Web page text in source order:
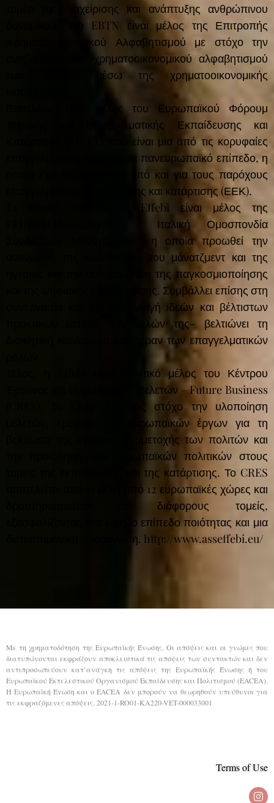
τομέα της διαχείρισης και ανάπτυξης ανθρώπινου
δυναμικού. Στο EBTN είναι μέλος της Επιτροπής
Χρηματοοικονομικού Αλφαβητισμού με στόχο την
αναβάθμιση του χρηματοοικονομικού αλφαβητισμού
των πολιτών μέσω της χρηματοοικονομικής
Επιπλέον, είναι μέλος του Ευρωπαϊκού Φόρουμ
Τεχνικής και Επαγγελματικής Εκπαίδευσης και
Κατάρτισης (EfVET) που είναι μία από τις κορυφαίες
επαγγελματικές ενώσεις σε πανευρωπαϊκό επίπεδο, η
οποία έχει δημιουργηθεί από και για τους παρόχους
επαγγελματικής εκπαίδευσης και κατάρτισης (ΕΕΚ).
Σε εθνικό επίπεδο, η Effebi είναι μέλος της
FEDERMANAGEMENT – Ιταλική Ομοσπονδία
Συνδέσμων Μάνατζμεντ – η οποία προωθεί την
ανανέωση της κουλτούρας του μάνατζμεντ και της
ηγεσίας και την αντιμετώπιση της παγκοσμιοποίησης
και της ψηφιακής επανάστασης. Συμβάλλει επίσης στη
συνεργασία και την ανταλλαγή ιδεών και βέλτιστων
πρακτικών μεταξύ των μελών της- βελτιώνει τη
διοικητική κουλτούρα και πέραν των επαγγελματικών
Τέλος, η Effebi είναι ιδρυτικό μέλος του Κέντρου
Έρευνας και Ευρωπαϊκών Μελετών – Future Business
(CRES). Το CRES έχει ως στόχο την υλοποίηση
μελετών, ερευνών και ευρωπαϊκών έργων για τη
βελτίωση της ενεργού συμμετοχής των πολιτών και
την προώθηση των ευρωπαϊκών πολιτικών στους
τομείς της εκπαίδευσης και της κατάρτισης. Το CRES
αποτελείται από 17 μέλη από 12 ευρωπαϊκές χώρες και
δραστηριοποιείται σε διάφορους τομείς,
εξασφαλίζοντας ένα υψηλό επίπεδο ποιότητας και μια
διεπιστημονική προσέγγιση. http://www.asseffebi.eu/
Με τη χρηματοδότηση της Ευρωπαϊκής Ένωσης. Οι απόψεις και οι γνώμες που
διατυπώνονται εκφράζουν αποκλειστικά τις απόψεις των συντακτών και δεν
αντιπροσωπεύουν κατ’ανάγκη τις απόψεις της Ευρωπαϊκής Ένωσης ή του
Ευρωπαϊκού Εκτελεστικού Οργανισμού Εκπαίδευσης και Πολιτισμού (EACEA).
Η Ευρωπαϊκή Ένωση και ο EACEA δεν μπορούν να θεωρηθούν υπεύθυνοι για
τις εκφραζόμενες απόψεις. 2021-1-RO01-KA220-VET-000033001
Terms of Use